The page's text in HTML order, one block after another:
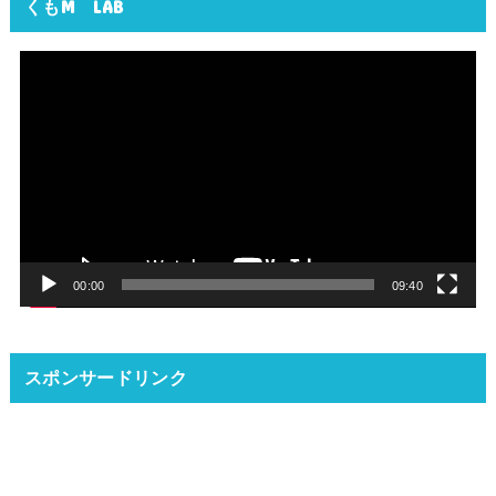
くもM LAB
00:00 09:40
スポンサードリンク